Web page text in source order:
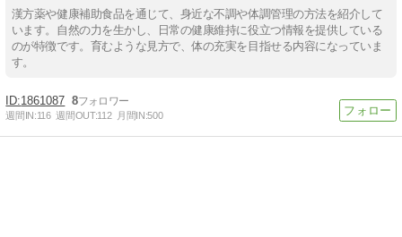
漢方薬や健康補助食品を通じて、身近な不調や体調管理の方法を紹介して
います。自然の力を生かし、日常の健康維持に役立つ情報を提供している
のが特徴です。育むような見方で、体の充実を目指せる内容になっていま
す。
1861087 8
週間IN:116 週間OUT:112 月間IN:500